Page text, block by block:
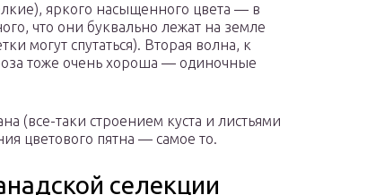
яркого насыщенного цвета — в
что они буквально лежат на земле
могут спутаться). Вторая волна, к
тоже очень хороша — одиночные
(все-таки строением куста и листьями
цветового пятна — самое то.
селекции